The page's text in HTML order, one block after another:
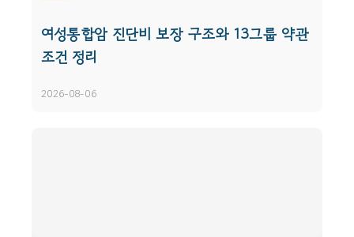
여성통합암 진단비 보장 구조와 13그룹 약관
조건 정리
2026-08-06